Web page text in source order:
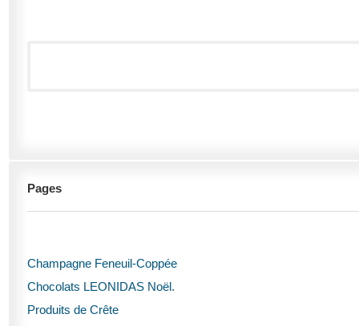
Pages
Champagne Feneuil-Coppée
Chocolats LEONIDAS Noël.
Produits de Crête